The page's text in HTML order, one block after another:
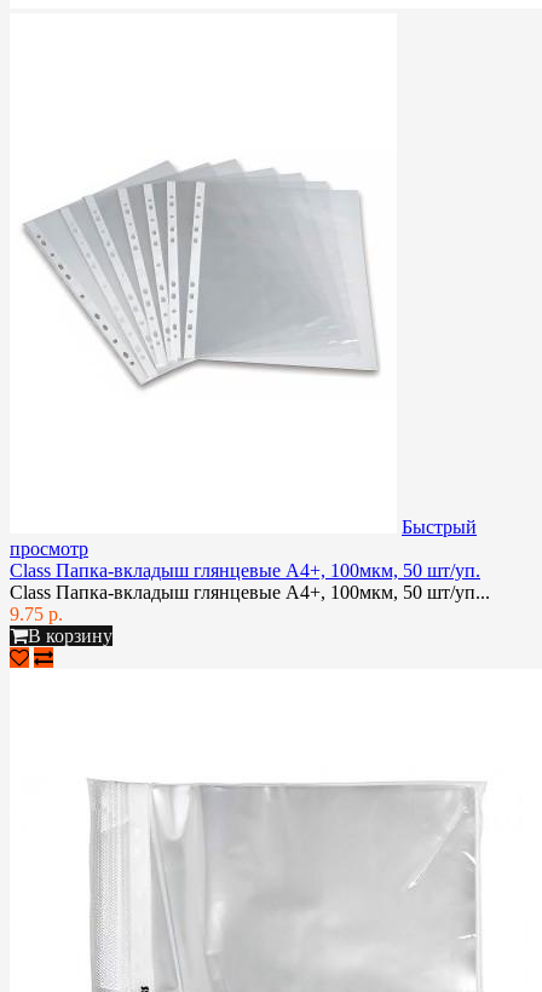
Быстрый
просмотр
Class Папка-вкладыш глянцевые А4+, 100мкм, 50 шт/уп.
Class Папка-вкладыш глянцевые А4+, 100мкм, 50 шт/уп...
9.75 р.
В корзину